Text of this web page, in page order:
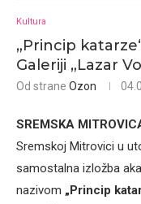
Kultura
„Princip
Galeriji „Lazar
Od strane Ozon
SREMSKA
Sremskoj Mitrovici u
samostalna izložba
nazivom „Princip